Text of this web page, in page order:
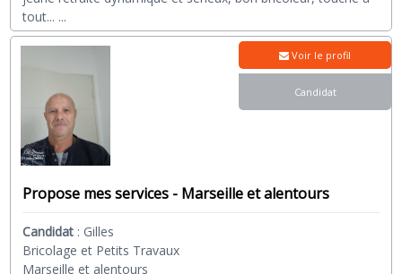
tout... ...
Propose mes services - Marseille et alentours
Candidat : Gilles
Bricolage et Petits Travaux
Marseille et alentours
Voir le profil
Candidat